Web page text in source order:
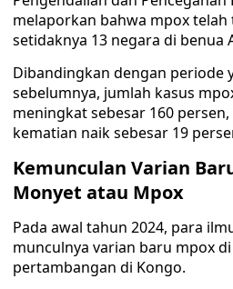
melaporkan bahwa mpox telah
setidaknya 13 negara di benua
Dibandingkan dengan periode
sebelumnya, jumlah kasus
meningkat sebesar 160
kematian naik sebesar 19
Kemunculan Varian
Monyet atau Mpox
Pada awal tahun 2024, para
munculnya varian baru mpox
pertambangan di Kongo.